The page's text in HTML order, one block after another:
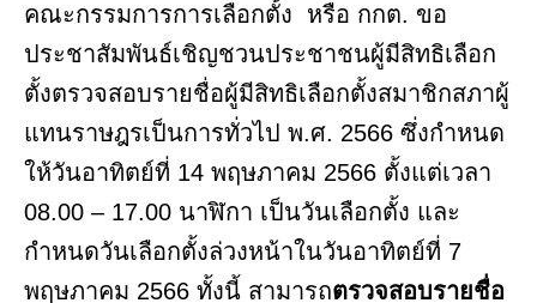
คณะกรรมการการเลือกตั้ง หรือ กกต. ขอ
ประชาสัมพันธ์เชิญชวนประชาชนผู้มีสิทธิเลือก
ตั้งตรวจสอบรายชื่อผู้มีสิทธิเลือกตั้งสมาชิกสภาผู้
แทนราษฎรเป็นการทั่วไป พ.ศ. 2566 ซึ่งกำหนด
ให้วันอาทิตย์ที่ 14 พฤษภาคม 2566 ตั้งแต่เวลา
08.00 – 17.00 นาฬิกา เป็นวันเลือกตั้ง และ
กำหนดวันเลือกตั้งล่วงหน้าในวันอาทิตย์ที่ 7
พฤษภาคม 2566 ทั้งนี้ สามารถตรวจสอบรายชื่อ